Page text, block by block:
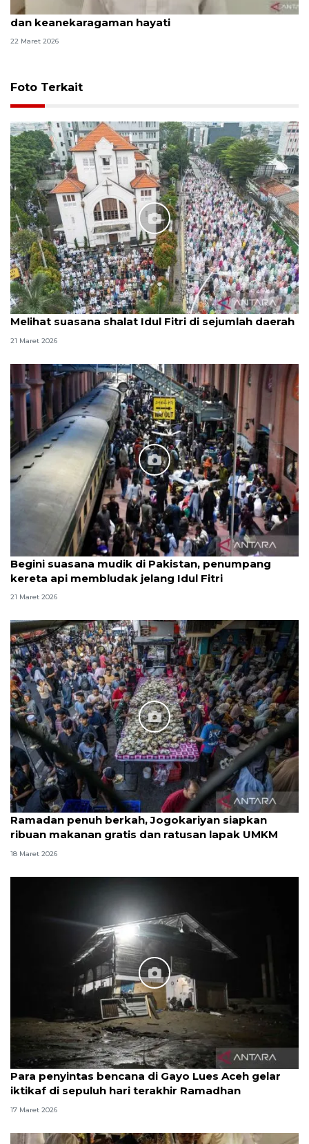
Menhut: Tingkatkan takwa lewat menjaga hutan
dan keanekaragaman hayati
22 Maret 2026
Foto Terkait
Melihat suasana shalat Idul Fitri di sejumlah daerah
21 Maret 2026
Begini suasana mudik di Pakistan, penumpang
kereta api membludak jelang Idul Fitri
21 Maret 2026
Ramadan penuh berkah, Jogokariyan siapkan
ribuan makanan gratis dan ratusan lapak UMKM
18 Maret 2026
Para penyintas bencana di Gayo Lues Aceh gelar
iktikaf di sepuluh hari terakhir Ramadhan
17 Maret 2026